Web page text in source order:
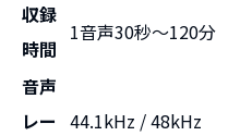
収録
時間
1音声30秒〜120分
音声
レー 44.1kHz / 48kHz